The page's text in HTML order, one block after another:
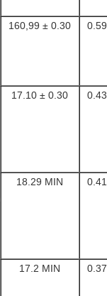
160,99 ± 0.30 0.59
17.10 ± 0.30 0.43
18.29 MIN 0.41
17.2 MIN 0.37